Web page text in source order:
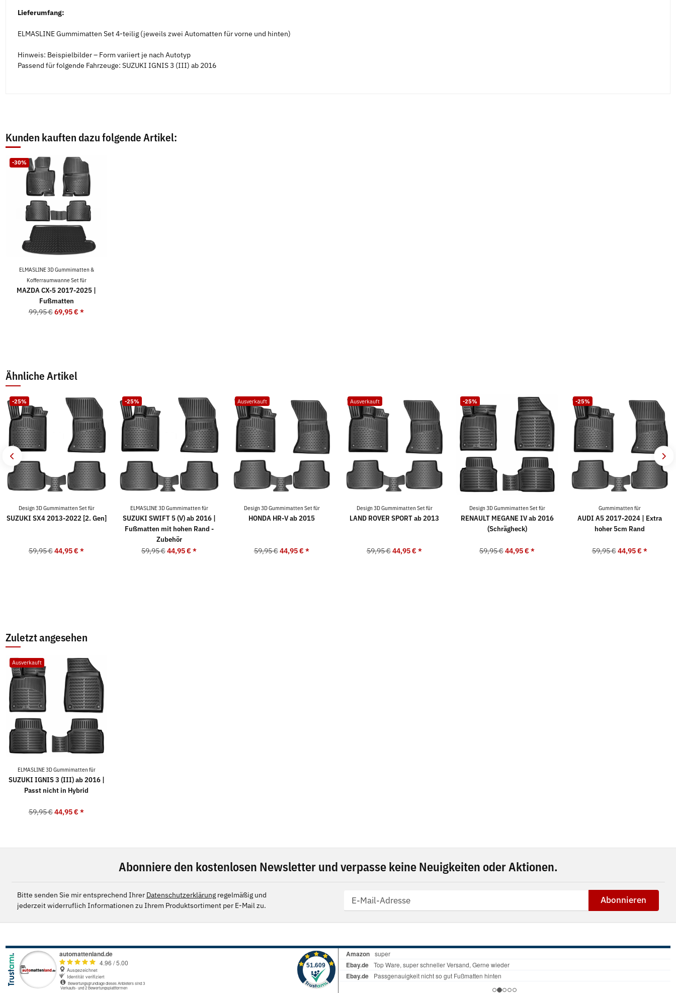
Lieferumfang:
ELMASLINE Gummimatten Set 4-teilig (jeweils zwei Automatten für vorne und hinten)
Hinweis: Beispielbilder – Form variiert je nach Autotyp
Passend für folgende Fahrzeuge: SUZUKI IGNIS 3 (III) ab 2016
Kunden kauften dazu folgende Artikel:
-30%
ELMASLINE 3D Gummimatten &
Kofferraumwanne Set für
MAZDA CX-5 2017-2025 |
Fußmatten
99,95 € 69,95 €*
Ähnliche Artikel
-25%
Design 3D Gummimatten Set für
SUZUKI SX4 2013-2022 [2. Gen]
59,95 € 44,95 €*
-25%
ELMASLINE 3D Gummimatten für
SUZUKI SWIFT 5 (V) ab 2016 |
Fußmatten mit hohen Rand -
Zubehör
59,95 € 44,95 €*
Ausverkauft
Design 3D Gummimatten Set für
HONDA HR-V ab 2015
59,95 € 44,95 €*
Ausverkauft
Design 3D Gummimatten Set für
LAND ROVER SPORT ab 2013
59,95 € 44,95 €*
-25%
Design 3D Gummimatten Set für
RENAULT MEGANE IV ab 2016
(Schrägheck)
59,95 € 44,95 €*
-25%
Gummimatten für
AUDI A5 2017-2024 | Extra
hoher 5cm Rand
59,95 € 44,95 €*
Zuletzt angesehen
Ausverkauft
ELMASLINE 3D Gummimatten für
SUZUKI IGNIS 3 (III) ab 2016 |
Passt nicht in Hybrid
59,95 € 44,95 €*
Abonniere den kostenlosen Newsletter und verpasse keine Neuigkeiten oder Aktionen.
Bitte senden Sie mir entsprechend Ihrer Datenschutzerklärungregelmäßig und
jederzeit widerruflich Informationen zu Ihrem Produktsortiment per E-Mail zu.
Abonnieren